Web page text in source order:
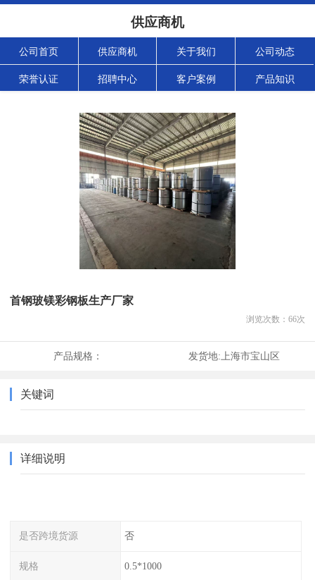
供应商机
公司首页 供应商机 关于我们 公司动态
荣誉认证 招聘中心 客户案例 产品知识
首钢玻镁彩钢板生产厂家
浏览次数： 66次
产品规格： 发货地: 上海市宝山区
关键词
详细说明
是否跨境货源 否
规格 0.5*1000